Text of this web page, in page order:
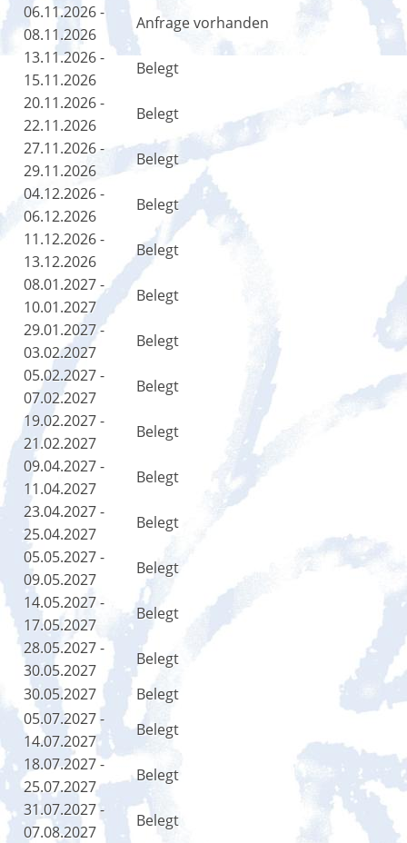
06.11.2026 -
08.11.2026
Anfrage vorhanden
13.11.2026 -
15.11.2026
Belegt
20.11.2026 -
22.11.2026
Belegt
27.11.2026 -
29.11.2026
Belegt
04.12.2026 -
06.12.2026
Belegt
11.12.2026 -
13.12.2026
Belegt
08.01.2027 -
10.01.2027
Belegt
29.01.2027 -
03.02.2027
Belegt
05.02.2027 -
07.02.2027
Belegt
19.02.2027 -
21.02.2027
Belegt
09.04.2027 -
11.04.2027
Belegt
23.04.2027 -
25.04.2027
Belegt
05.05.2027 -
09.05.2027
Belegt
14.05.2027 -
17.05.2027
Belegt
28.05.2027 -
30.05.2027
Belegt
30.05.2027
Belegt
05.07.2027 -
14.07.2027
Belegt
18.07.2027 -
25.07.2027
Belegt
31.07.2027 -
07.08.2027
Belegt